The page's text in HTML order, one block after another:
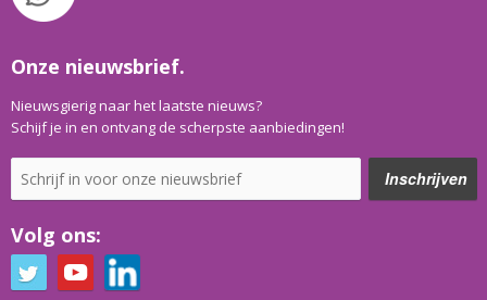
Onze nieuwsbrief.
Nieuwsgierig naar het laatste nieuws?
Schijf je in en ontvang de scherpste aanbiedingen!
Volg ons: